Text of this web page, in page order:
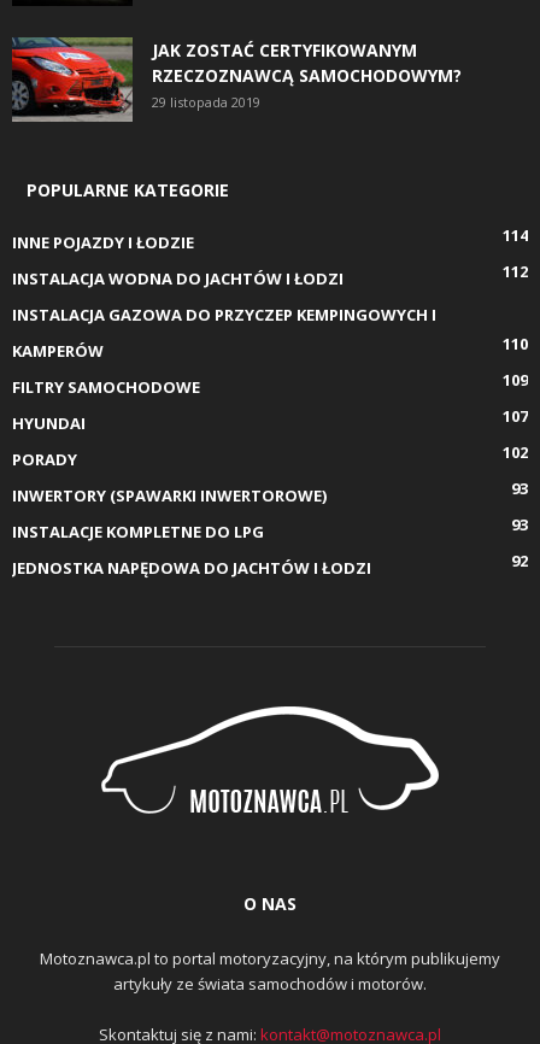
JAK ZOSTAĆ CERTYFIKOWANYM
RZECZOZNAWCĄ SAMOCHODOWYM?
29 listopada 2019
POPULARNE KATEGORIE
INNE POJAZDY I ŁODZIE
114
INSTALACJA WODNA DO JACHTÓW I ŁODZI
112
INSTALACJA GAZOWA DO PRZYCZEP KEMPINGOWYCH I
KAMPERÓW
110
FILTRY SAMOCHODOWE
109
HYUNDAI
107
PORADY
102
INWERTORY (SPAWARKI INWERTOROWE)
93
INSTALACJE KOMPLETNE DO LPG
93
JEDNOSTKA NAPĘDOWA DO JACHTÓW I ŁODZI
92
O NAS
Motoznawca.pl to portal motoryzacyjny, na którym publikujemy
artykuły ze świata samochodów i motorów.
Skontaktuj się z nami: kontakt@motoznawca.pl